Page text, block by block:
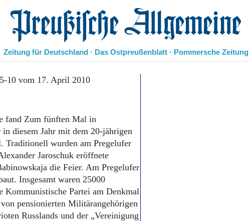
Preußische Allgemeine Zeitung
Zeitung für Deutschland · Das Ostpreußenblatt · Pommersche Zeitung
Leben
Geschichte
Ostpreußen
Pommern
Berlin-Brandenburg
Schlesien
Danzig und Westpreußen
Bücher
10 vom 17. April 2010
fand Zum fünften Mal in
diesem Jahr mit dem 20-jährigen
Traditionell wurden am Pregelufer
Jaroschuk eröffnete
die Feier. Am Pregelufer
Insgesamt waren 25000
Kommunistische Partei am Denkmal
pensionierten Militärangehörigen
Russlands und der „Vereinigung